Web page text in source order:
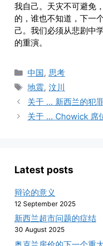
我自己。天灾不可避免
的，谁也不知道，下一
己。我们必须从悲剧中
的重演。
Categories
中国, 思考
Tags
地震,汶川
关于 … 新西兰的犯
关于 … Chowick 席
Latest posts
辩论的意义
12 September 2025
新西兰超市问题的症结
30 August 2025